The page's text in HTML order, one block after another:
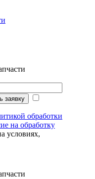
заявку
обработки
на обработку
условиях,